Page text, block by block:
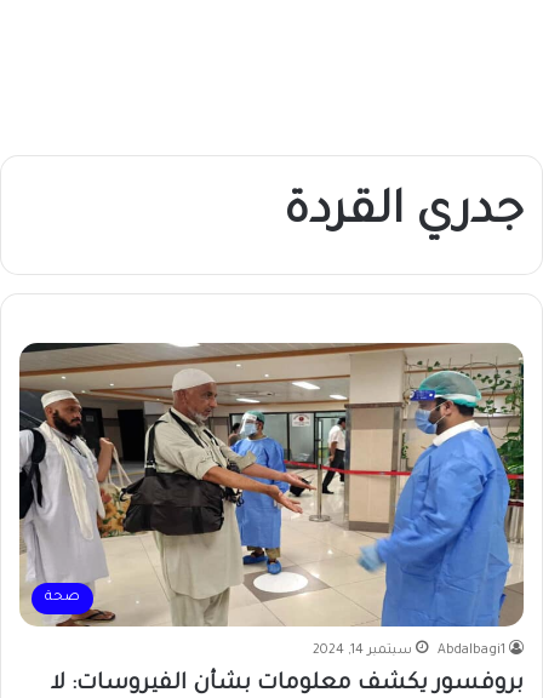
جدري القردة
صحة
Abdalbagi1 سبتمبر 14, 2024
بروفسور يكشف معلومات بشأن الفيروسات: لا